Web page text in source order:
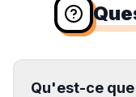
Qu'est-ce